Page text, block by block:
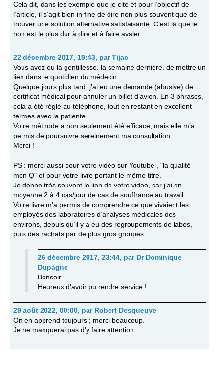
Cela dit, dans les exemple que je cite et pour l’objectif de
l’article, il s’agit bien in fine de dire non plus souvent que de
trouver une solution alternative satisfaisante. C’est là que le
non est le plus dur à dire et à faire avaler.
22 décembre 2017, 19:43, par Tijac
Vous avez eu la gentillesse, la semaine dernière, de mettre un
lien dans le quotidien du médecin.
Quelque jours plus tard, j’ai eu une demande (abusive) de
certificat médical pour annuler un billet d’avion. En 3 phrases,
cela a été réglé au téléphone, tout en restant en excellent
termes avec la patiente.
Votre méthode a non seulement été efficace, mais elle m’a
permis de poursuivre sereinement ma consultation.
Merci !
PS : merci aussi pour votre vidéo sur Youtube , "la qualité
mon Q" et pour votre livre portant le même titre.
Je donne très souvent le lien de votre video, car j’ai en
moyenne 2 à 4 cas/jour de cas de souffrance au travail.
Votre livre m’a permis de comprendre ce que vivaient les
employés des laboratoires d’analyses médicales des
environs, depuis qu’il y a eu des regroupements de labos,
puis des rachats par de plus gros groupes.
26 décembre 2017, 23:44, par Dr Dominique
Dupagne
Bonsoir
Heureux d’avoir pu rendre service !
29 août 2022, 00:00, par Robert Desqueuve
On en apprend toujours ; merci beaucoup.
Je ne manquerai pas d’y faire attention.